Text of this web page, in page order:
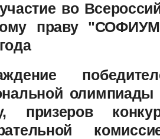
во
праву
олимпиады
призеров